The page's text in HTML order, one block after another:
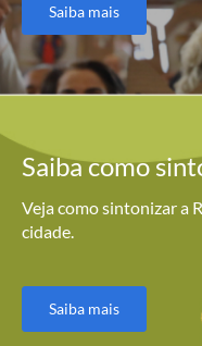
Saiba mais
Saiba como
Veja como sintonizar a
cidade.
Saiba mais